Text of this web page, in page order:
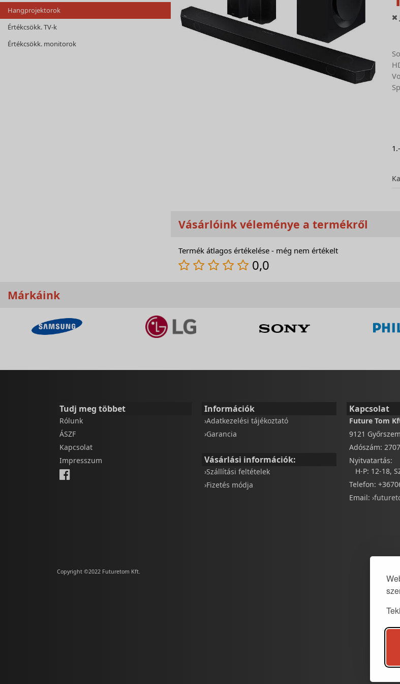
Hangprojektorok
Értékcsökk. TV-k
Értékcsökk. monitorok
Vásárlóink véleménye a termékről
Termék átlagos értékelése - még nem értékelt
0,0
Márkáink
Tudj meg többet
Rólunk
ÁSZF
Kapcsolat
Impresszum
Információk
›Adatkezelési tájékoztató
›Garancia
Vásárlási információk:
›Szállítási feltételek
›Fizetés módja
Kapcsolat
Future Tom
9121
Adószám:
Nyitvatartás:
H-P: 12-18,
Telefon:
Email:
Copyright ©2022 Futuretom Kft.